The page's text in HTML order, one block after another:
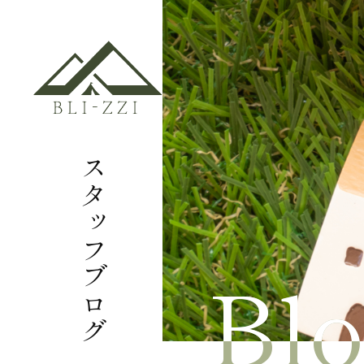
スタッフブログ